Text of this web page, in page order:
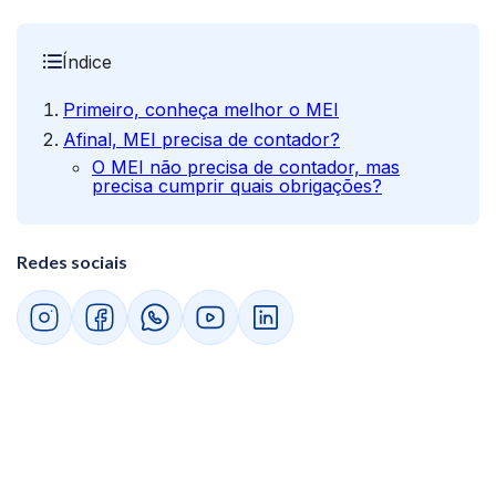
Índice
Primeiro, conheça melhor o MEI
Afinal, MEI precisa de contador?
O MEI não precisa de contador, mas
precisa cumprir quais obrigações?
Redes sociais